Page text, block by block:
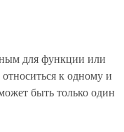
для функции или
к одному и
быть только один